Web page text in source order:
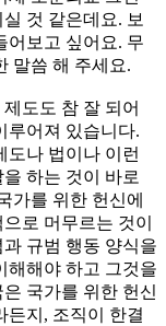
것 같은데요. 보
어보고 싶어요. 무
말씀 해 주세요.
도도 참 잘 되어
루어져 있습니다.
도나 법이나 이런
하는 것이 바로
가를 위한 헌신에
로 머무르는 것이
규범 행동 양식을
해해야 하고 그것을
국가를 위한 헌신
든지, 조직이 한결